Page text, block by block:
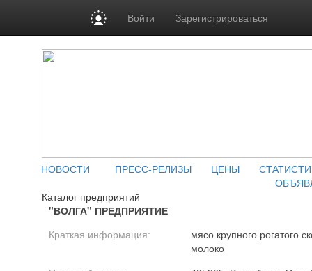
Войти Зарегистрироваться
НОВОСТИ ПРЕСС-РЕЛИЗЫ ЦЕНЫ
Каталог предприятий
"ВОЛГА" ПРЕДПРИЯТИЕ
Краткая информация:
мясо крупного рогатого
молоко